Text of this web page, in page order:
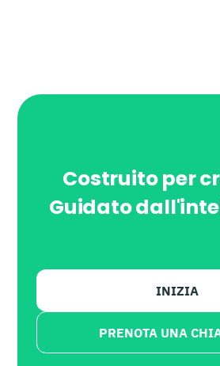
Costruito per
Guidato
INIZIA
PRENOTA UNA